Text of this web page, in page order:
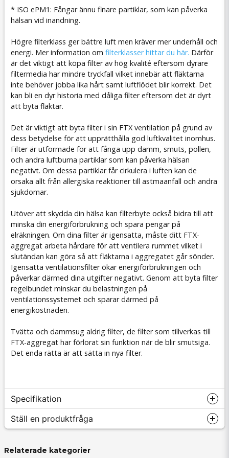
* ISO ePM1: Fångar ännu finare partiklar, som kan påverka
hälsan vid inandning.
Högre filterklass ger bättre luft men kräver mer underhåll och
energi. Mer information om filterklasser hittar du här. Därför
är det viktigt att köpa filter av hög kvalité eftersom dyrare
filtermedia har mindre tryckfall vilket innebär att fläktarna
inte behöver jobba lika hårt samt luftflödet blir korrekt. Det
kan bli en dyr historia med dåliga filter eftersom det är dyrt
att byta fläktar.
Det är viktigt att byta filter i sin FTX ventilation på grund av
dess betydelse för att upprätthålla god luftkvalitet inomhus.
Filter är utformade för att fånga upp damm, smuts, pollen,
och andra luftburna partiklar som kan påverka hälsan
negativt. Om dessa partiklar får cirkulera i luften kan de
orsaka allt från allergiska reaktioner till astmaanfall och andra
sjukdomar.
Utöver att skydda din hälsa kan filterbyte också bidra till att
minska din energiförbrukning och spara pengar på
elräkningen. Om dina filter är igensatta, måste ditt FTX-
aggregat arbeta hårdare för att ventilera rummet vilket i
slutändan kan göra så att fläktarna i aggregatet går sönder.
Igensatta ventilationsfilter ökar energiförbrukningen och
påverkar därmed dina utgifter negativt. Genom att byta filter
regelbundet minskar du belastningen på
ventilationssystemet och sparar därmed på
energikostnaden.
Tvätta och dammsug aldrig filter, de filter som tillverkas till
FTX-aggregat har förlorat sin funktion när de blir smutsiga.
Det enda rätta är att sätta in nya filter.
Specifikation
Filterspecifikation
Tillverkare
Ställ en produktfråga
Relaterade kategorier